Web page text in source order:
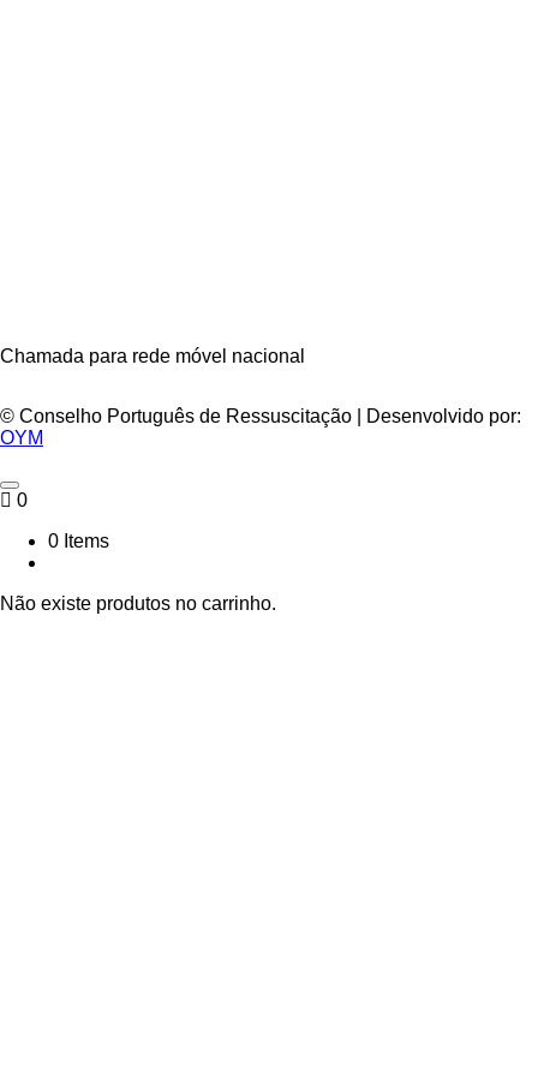
Chamada para rede móvel nacional
© Conselho Português de Ressuscitação | Desenvolvido por:
OYM
0
0 Items
Não existe produtos no carrinho.